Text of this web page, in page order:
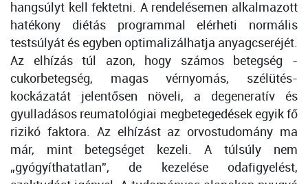
hangsúlyt kell fektetni. A rendelésemen alkalmazott
hatékony diétás programmal elérheti normális
testsúlyát és egyben optimalizálhatja anyagcseréjét.
Az elhízás túl azon, hogy számos betegség -
cukorbetegség, magas vérnyomás, szélütés-
kockázatát jelentősen növeli, a degeneratív és
gyulladásos reumatológiai megbetegedések egyik fő
rizikó faktora. Az elhízást az orvostudomány ma
már, mint betegséget kezeli. A túlsúly nem
„gyógyíthatatlan”, de kezelése odafigyelést,